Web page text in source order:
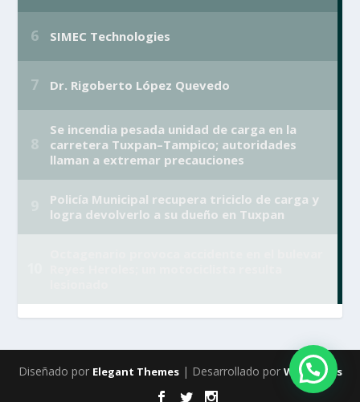
Diseñado por Elegant Themes| Desarrollado por WordPress